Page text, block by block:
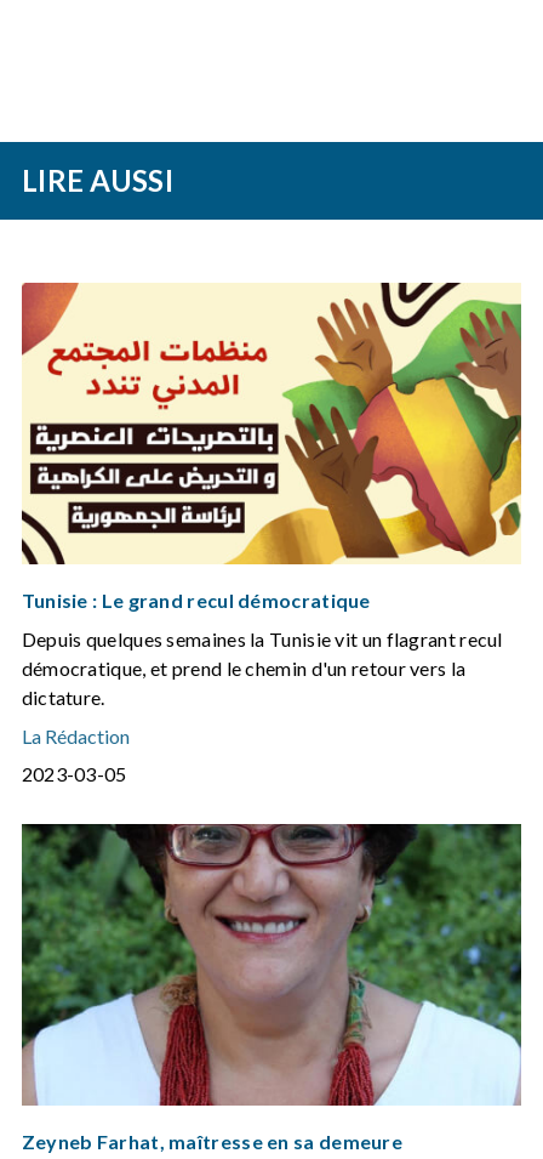
LIRE AUSSI
Tunisie : Le grand recul démocratique
Depuis quelques semaines la Tunisie vit un flagrant recul
démocratique, et prend le chemin d'un retour vers la
dictature.
La Rédaction
2023-03-05
Zeyneb Farhat, maîtresse en sa demeure